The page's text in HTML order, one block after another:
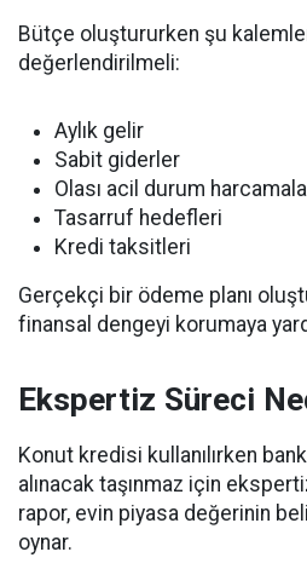
Bütçe oluştururken şu
değerlendirilmeli:
Aylık gelir
Sabit giderler
Olası acil durum
Tasarruf hedefleri
Kredi taksitleri
Gerçekçi bir ödeme planı
finansal dengeyi korumaya
Ekspertiz Süreci
Konut kredisi kullanılırken
alınacak taşınmaz için
rapor, evin piyasa değerinin
oynar.